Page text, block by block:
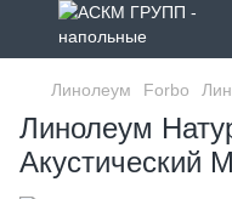
Линолеум Forbo
Линолеум
Акустический